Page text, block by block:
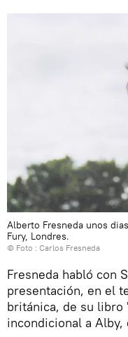
Alberto Fresneda unos
Fury, Londres.
© Foto : Carlos Fresneda
Fresneda habló con
presentación, en el
británica, de su
incondicional a